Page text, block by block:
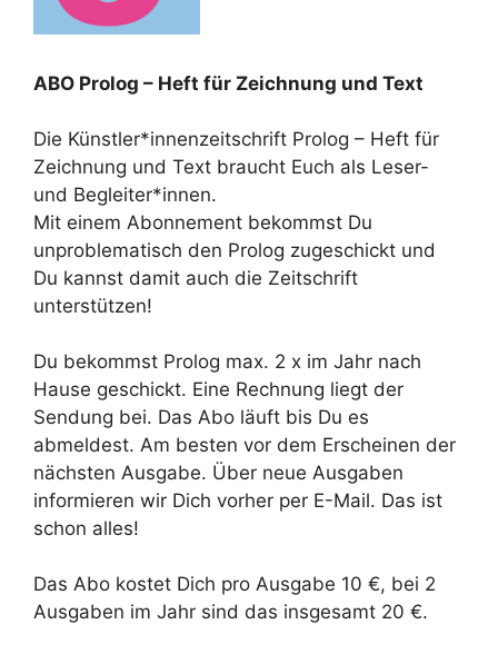
ABO Prolog – Heft für Zeichnung und Text
Die Künstler*innenzeitschrift Prolog – Heft für
Zeichnung und Text braucht Euch als Leser-
und Begleiter*innen.
Mit einem Abonnement bekommst Du
unproblematisch den Prolog zugeschickt und
Du kannst damit auch die Zeitschrift
unterstützen!
Du bekommst Prolog max. 2 x im Jahr nach
Hause geschickt. Eine Rechnung liegt der
Sendung bei. Das Abo läuft bis Du es
abmeldest. Am besten vor dem Erscheinen der
nächsten Ausgabe. Über neue Ausgaben
informieren wir Dich vorher per E-Mail. Das ist
schon alles!
Das Abo kostet Dich pro Ausgabe 10 €, bei 2
Ausgaben im Jahr sind das insgesamt 20 €.